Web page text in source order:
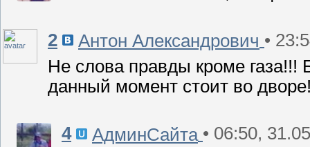
2 Антон Александрович •
Не слова правды кроме газа!!!
данный момент стоит во
4 АдминСайта • 06:50,